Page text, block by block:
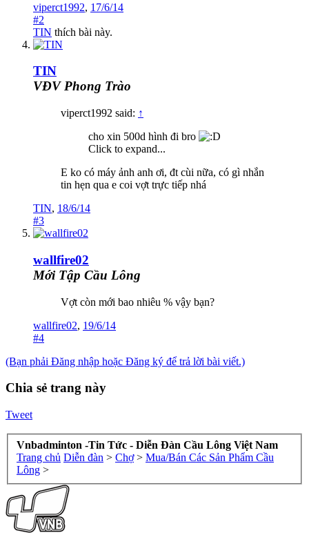
viperct1992, 17/6/14
#2
TIN thích bài này.
TIN
VĐV Phong Trào
viperct1992 said: ↑
cho xin 500d hình đi bro
Click to expand...
E ko có máy ảnh anh ơi, đt cùi nữa, có gì nhắn
tin hẹn qua e coi vợt trực tiếp nhá
TIN, 18/6/14
#3
wallfire02
Mới Tập Cầu Lông
Vợt còn mới bao nhiêu % vậy bạn?
wallfire02, 19/6/14
#4
(Bạn phải Đăng nhập hoặc Đăng ký để trả lời bài viết.)
Chia sẻ trang này
Tweet
Vnbadminton -Tin Tức - Diễn Đàn Cầu Lông Việt Nam
Trang chủ Diễn đàn > Chợ > Mua/Bán Các Sản Phẩm Cầu
Lông >